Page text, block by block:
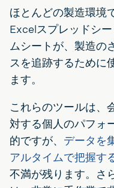
ほとんどの製造環境
Excelスプレッドシ
ムシートが、製造の
スを追跡するために
ます。
これらのツールは、
対する個人のパフォ
的ですが、 データを
アルタイムで把握す
不満が残ります。さ